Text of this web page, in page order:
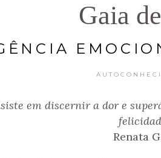
Gaia
em discernir a dor e
Renata